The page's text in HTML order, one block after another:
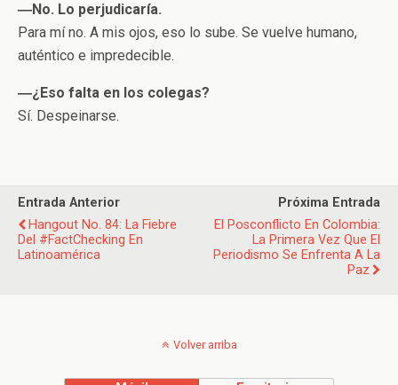
―No. Lo perjudicaría.
Para mí no. A mis ojos, eso lo sube. Se vuelve humano,
auténtico e impredecible.
―¿Eso falta en los colegas?
Sí. Despeinarse.
Entrada Anterior
Hangout No. 84: La Fiebre
Del #FactChecking En
Latinoamérica
Próxima Entrada
El Posconflicto En Colombia:
La Primera Vez Que El
Periodismo Se Enfrenta A La
Paz
Volver arriba